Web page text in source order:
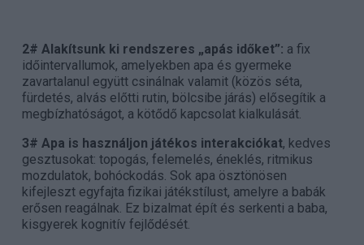
2# Alakítsunk ki rendszeres „apás időket”: a fix
időintervallumok, amelyekben apa és gyermeke
zavartalanul együtt csinálnak valamit (közös séta,
fürdetés, alvás előtti rutin, bölcsibe járás) elősegítik a
megbízhatóságot, a kötődő kapcsolat kialkulását.
3# Apa is használjon játékos interakciókat, kedves
gesztusokat: topogás, felemelés, éneklés, ritmikus
mozdulatok, bohóckodás. Sok apa ösztönösen
kifejleszt egyfajta fizikai játékstílust, amelyre a babák
erősen reagálnak. Ez bizalmat épít és serkenti a baba,
kisgyerek kognitív fejlődését.